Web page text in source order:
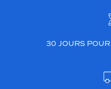
30 JOURS POUR